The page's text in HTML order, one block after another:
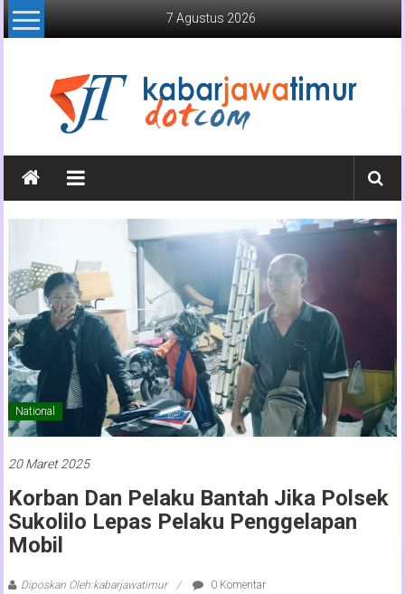
Lompat
ke
7 Agustus 2026
Kabar
Jawa
Timur
Media
Online
Jawa
Timur
National
20 Maret 2025
Korban Dan Pelaku Bantah Jika Polsek
Sukolilo Lepas Pelaku Penggelapan
Mobil
Diposkan Oleh:kabarjawatimur 0 Komentar